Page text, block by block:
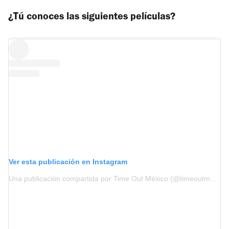
¿Tú conoces las siguientes películas?
Ver esta publicación en Instagram